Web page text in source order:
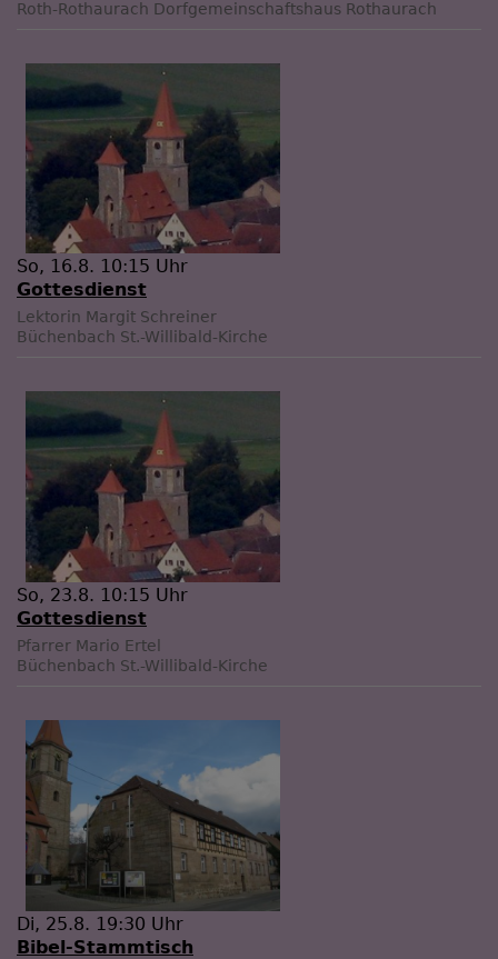
Roth-Rothaurach Dorfgemeinschaftshaus Rothaurach
So, 16.8. 10:15 Uhr
Gottesdienst
Lektorin Margit Schreiner
Büchenbach St.-Willibald-Kirche
So, 23.8. 10:15 Uhr
Gottesdienst
Pfarrer Mario Ertel
Büchenbach St.-Willibald-Kirche
Di, 25.8. 19:30 Uhr
Bibel-Stammtisch